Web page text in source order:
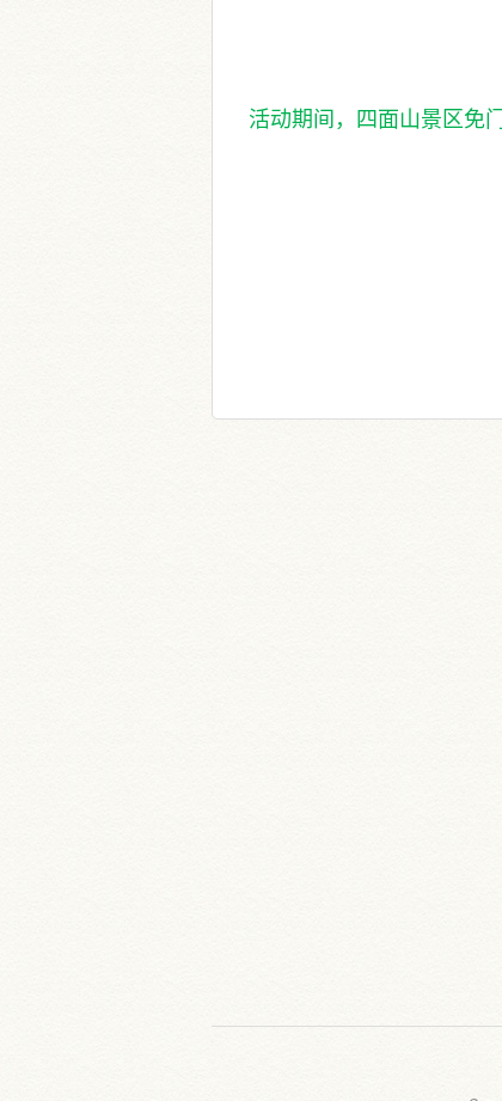
活动期间，四面山景区免